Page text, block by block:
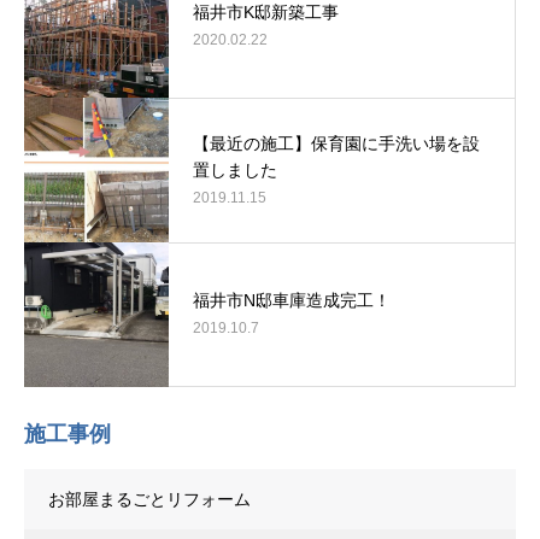
福井市K邸新築工事
2020.02.22
【最近の施工】保育園に手洗い場を設
置しました
2019.11.15
福井市N邸車庫造成完工！
2019.10.7
施工事例
お部屋まるごとリフォーム